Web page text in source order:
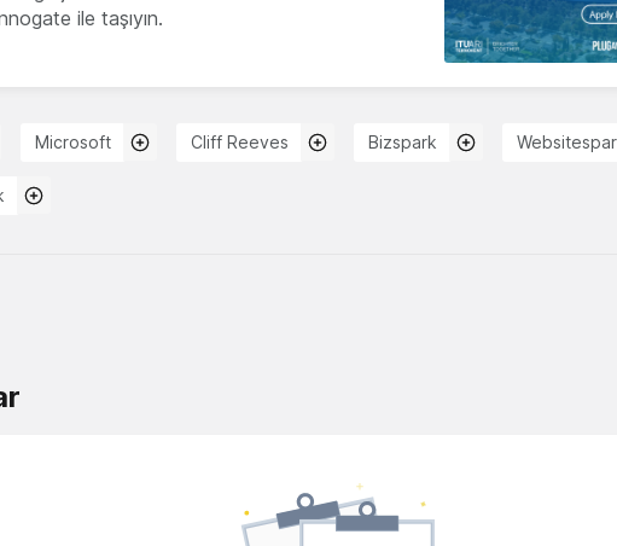
ile taşıyın.
Microsoft Cliff Reeves Bizspark